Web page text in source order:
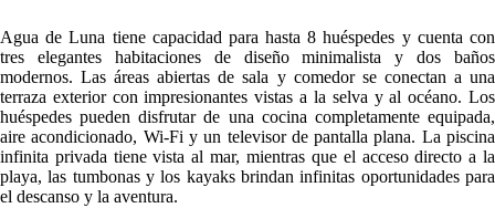
Agua de Luna tiene capacidad para hasta 8 huéspedes y cuenta con
tres elegantes habitaciones de diseño minimalista y dos baños
modernos. Las áreas abiertas de sala y comedor se conectan a una
terraza exterior con impresionantes vistas a la selva y al océano. Los
huéspedes pueden disfrutar de una cocina completamente equipada,
aire acondicionado, Wi-Fi y un televisor de pantalla plana. La piscina
infinita privada tiene vista al mar, mientras que el acceso directo a la
playa, las tumbonas y los kayaks brindan infinitas oportunidades para
el descanso y la aventura.